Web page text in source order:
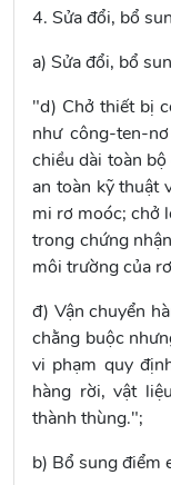
4. Sửa đổi, bổ
a) Sửa đổi, bổ
"d) Chở thiết bị
như công-ten-
chiều dài toàn
an toàn kỹ thuật
mi rơ moóc; chở
trong chứng
môi trường của
đ) Vận chuyển
chằng buộc
vi phạm quy
hàng rời, vật
thành thùng.";
b) Bổ sung điểm